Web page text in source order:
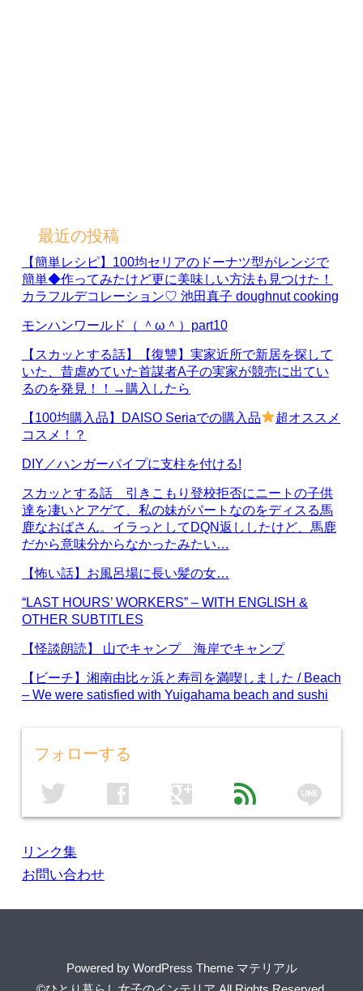
最近の投稿
【簡単レシピ】100均セリアのドーナツ型がレンジで
簡単◆作ってみたけど更に美味しい方法も見つけた！
カラフルデコレーション♡ 池田真子 doughnut cooking
モンハンワールド（ ＾ω＾）part10
【スカッとする話】【復讐】実家近所で新居を探して
いた、昔虐めていた首謀者A子の実家が競売に出てい
るのを発見！！→購入したら
【100均購入品】DAISO Seriaでの購入品
超オススメ
コスメ！？
DIY／ハンガーパイプに支柱を付ける!
スカッとする話 引きこもり登校拒否にニートの子供
達を凄いとアゲて、私の妹がパートなのをディスる馬
鹿なおばさん。イラっとしてDQN返ししたけど、馬鹿
だから意味分からなかったみたい…
【怖い話】お風呂場に長い髪の女…
“LAST HOURS’ WORKERS” – WITH ENGLISH &
OTHER SUBTITLES
【怪談朗読】 山でキャンプ 海岸でキャンプ
【ビーチ】湘南由比ヶ浜と寿司を満喫しました / Beach
– We were satisfied with Yuigahama beach and sushi
フォローする
twitter facebook google feed line
リンク集
お問い合わせ
Powered by WordPress Theme マテリアル